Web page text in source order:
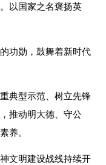
以国家之名褒扬英
功勋，鼓舞着新时代
典型示范、树立先锋
推动明大德、守公
养。
文明建设战线持续开